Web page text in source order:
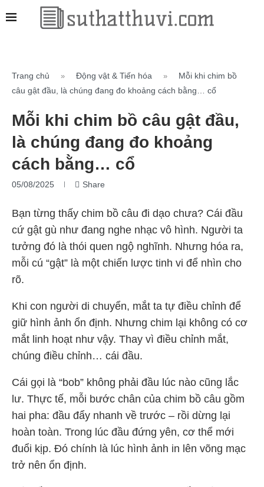
Trang chủ » Động vật & Tiến hóa »
Mỗi khi chim bồ
câu gật đầu, là chúng đang đo khoảng cách bằng… cổ
Mỗi khi chim bồ câu gật đầu,
là chúng đang đo khoảng
cách bằng… cổ
05/08/2025 Share
Bạn từng thấy chim bồ câu đi dạo chưa? Cái đầu
cứ gật gù như đang nghe nhạc vô hình. Người ta
tưởng đó là thói quen ngộ nghĩnh. Nhưng hóa ra,
mỗi cú “gật” là một chiến lược tinh vi để nhìn cho
rõ.
Khi con người di chuyển, mắt ta tự điều chỉnh để
giữ hình ảnh ổn định. Nhưng chim lại không có cơ
mắt linh hoạt như vậy. Thay vì điều chỉnh mắt,
chúng điều chỉnh… cái đầu.
Cái gọi là “bob” không phải đầu lúc nào cũng lắc
lư. Thực tế, mỗi bước chân của chim bồ câu gồm
hai pha: đầu đẩy nhanh về trước – rồi dừng lại
hoàn toàn. Trong lúc đầu đứng yên, cơ thể mới
đuổi kịp. Đó chính là lúc hình ảnh in lên võng mạc
trở nên ổn định.